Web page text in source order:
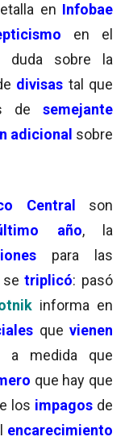
en Infobae
en el
duda sobre la
divisas tal que
de semejante
adicional sobre
Central
son
año, la
para las
setriplicó: pasó
informa en
quevienen
a medida que
que hay que
los impagos de
encarecimiento